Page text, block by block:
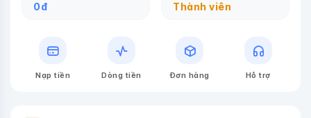
0đ Thành viên
Nạp tiền Dòng tiền Đơn hàng Hỗ trợ